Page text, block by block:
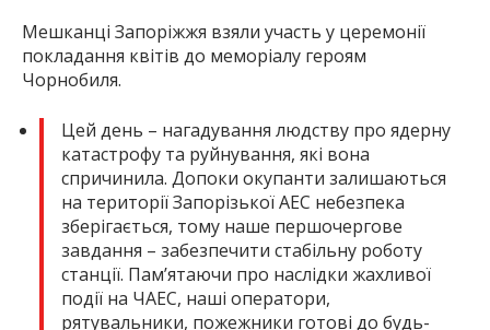
Мешканці Запоріжжя взяли участь у церемонії
покладання квітів до меморіалу героям
Чорнобиля.
Цей день – нагадування людству про ядерну
катастрофу та руйнування, які вона
спричинила. Допоки окупанти залишаються
на території Запорізької АЕС небезпека
зберігається, тому наше першочергове
завдання – забезпечити стабільну роботу
станції. Пам’ятаючи про наслідки жахливої
події на ЧАЕС, наші оператори,
рятувальники, пожежники готові до будь-